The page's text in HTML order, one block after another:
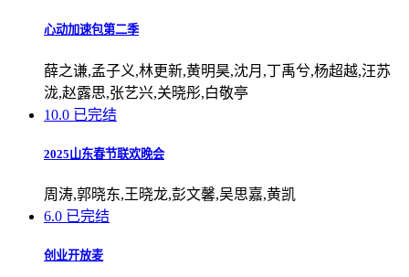
心动加速包第二季
薛之谦,孟子义,林更新,黄明昊,沈月,丁禹兮,杨超越,汪苏
泷,赵露思,张艺兴,关晓彤,白敬亭
10.0 已完结
2025山东春节联欢晚会
周涛,郭晓东,王晓龙,彭文馨,吴思嘉,黄凯
6.0 已完结
创业开放麦